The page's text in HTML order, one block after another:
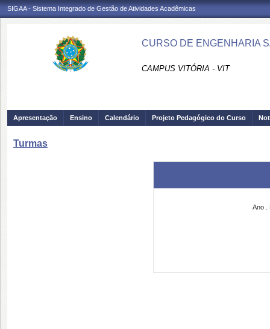
SIGAA - Sistema Integrado de Gestão de Atividades Acadêmicas
CURSO DE ENGENHARIA
CAMPUS VITÓRIA - VIT
Apresentação Ensino Calendário Projeto Pedagógico do Curso
Turmas
Ano